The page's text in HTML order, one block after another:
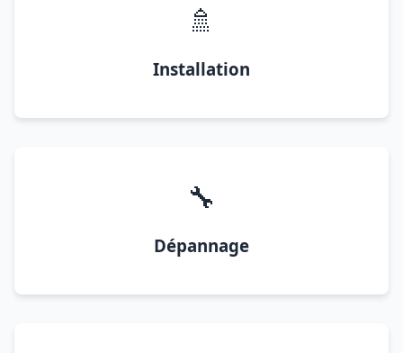
🚿
Installation
🔧
Dépannage